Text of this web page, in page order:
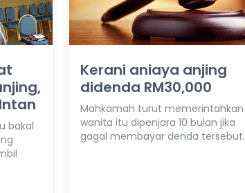
bakal
Kerani aniaya anjing
didenda RM30,000
Mahkamah turut memerintahkan
wanita itu dipenjara 10 bulan jika
gagal membayar denda tersebut.